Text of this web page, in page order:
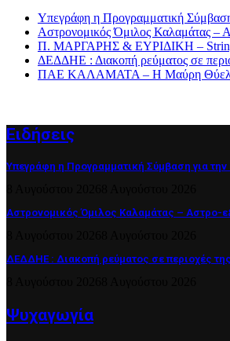
Υπεγράφη η Προγραμματική
Αστρονομικός Όμιλος Καλαμάτας –
Π. ΜΑΡΓΑΡΗΣ & ΕΥΡΙΔΙΚΗ – Strings
ΔΕΔΔΗΕ : Διακοπή ρεύματος σε
ΠΑΕ ΚΑΛΑΜΑΤΑ – Η Μαύρη Θύελλα
Ειδήσεις
Υπεγράφη η Προγραμματική Σύμβαση για
Αστρονομικός Όμιλος Καλαμάτας – Αστρο-
ΔΕΔΔΗΕ : Διακοπή ρεύματος σε περιοχές
Ψυχαγωγία